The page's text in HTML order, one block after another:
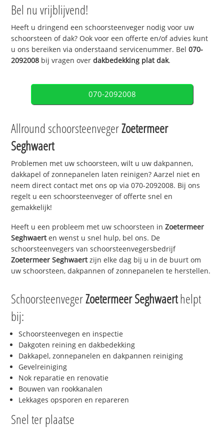
Bel nu vrijblijvend!
Heeft u dringend een schoorsteenveger nodig voor uw
schoorsteen of dak? Ook voor een offerte en/of advies kunt
u ons bereiken via onderstaand servicenummer. Bel070-
2092008 bij vragen overdakbedekking plat dak.
070-2092008
Allround schoorsteenvegerZoetermeer
Seghwaert
Problemen met uw schoorsteen, wilt u uw dakpannen,
dakkapel of zonnepanelen laten reinigen? Aarzel niet en
neem direct contact met ons op via 070-2092008. Bij ons
regelt u een schoorsteenveger of offerte snel en
gemakkelijk!
Heeft u een probleem met uw schoorsteen inZoetermeer
Seghwaerten wenst u snel hulp, bel ons. De
schoorsteenvegers van schoorsteenvegersbedrijf
Zoetermeer Seghwaertzijn elke dag bij u in de buurt om
uw schoorsteen, dakpannen of zonnepanelen te herstellen.
SchoorsteenvegerZoetermeer Seghwaerthelpt
bij:
Schoorsteenvegen en inspectie
Dakgoten reining en dakbedekking
Dakkapel, zonnepanelen en dakpannen reiniging
Gevelreiniging
Nok reparatie en renovatie
Bouwen van rookkanalen
Lekkages opsporen en repareren
Snel ter plaatse